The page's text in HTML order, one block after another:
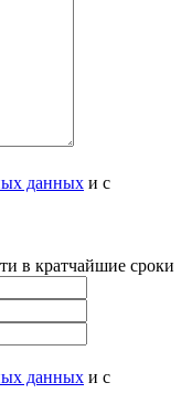
данных и с
в кратчайшие сроки
данных и с